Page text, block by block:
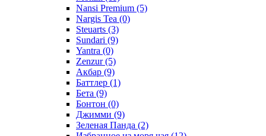
Nansi Premium (5)
Nargis Tea (0)
Steuarts (3)
Sundari (9)
Yantra (0)
Zenzur(5)
Акбар (9)
Баттлер (1)
Бета (9)
Бонтон (0)
Джимми (9)
Зеленая Панда (2)